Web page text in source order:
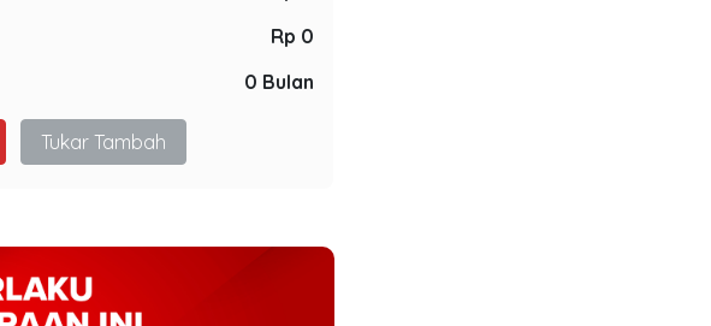
Rp 0
0 Bulan
Tukar Tambah